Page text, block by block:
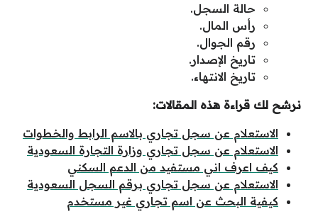
حالة السجل.
رأس المال.
رقم الجوال.
تاريخ الإصدار.
تاريخ الانتهاء.
نرشح لك قراءة هذه المقالات:
الاستعلام عن سجل تجاري بالاسم الرابط والخطوات
الاستعلام عن سجل تجاري وزارة التجارة السعودية
كيف اعرف اني مستفيد من الدعم السكني
الاستعلام عن سجل تجاري برقم السجل السعودية
كيفية البحث عن اسم تجاري غير مستخدم